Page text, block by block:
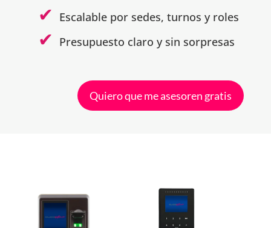
Escalable por sedes, turnos y roles
Presupuesto claro y sin sorpresas
Quiero que me asesoren gratis